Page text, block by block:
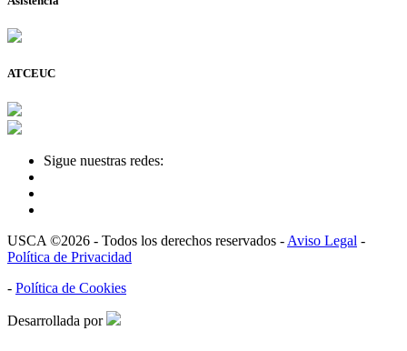
ATCEUC
Sigue nuestras redes:
USCA ©2026 - Todos los derechos reservados - Aviso Legal -
Política de Privacidad
- Política de Cookies
Desarrollada por